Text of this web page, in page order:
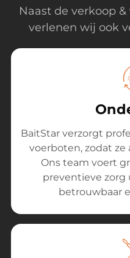
Naast de verkoop
verlenen wij ook
BaitStar verzorgt
voerboten, zodat
Ons team voert
preventieve zorg
betrouwbaar